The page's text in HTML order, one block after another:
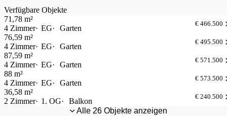
Verfügbare Objekte
71,78 m²
4 Zimmer
EG Garten
€ 466.500
76,59 m²
4 Zimmer
EG Garten
€ 495.500
87,59 m²
4 Zimmer
EG Garten
€ 571.500
88 m²
4 Zimmer
EG Garten
€ 573.500
36,58 m²
2 Zimmer
1. OG Balkon
€ 240.500
Alle 26 Objekte anzeigen